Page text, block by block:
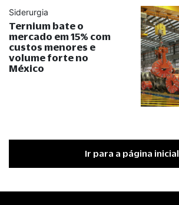
Siderurgia
Ternium bate o
mercado em 15% com
custos menores e
volume forte no
México
Ir para a página inicial